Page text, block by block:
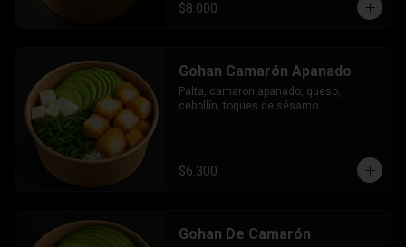
$8.000
Gohan Camarón Apanado
Palta, camarón apanado, queso,
cebollín, toques de sésamo.
$6.300
Gohan De Camarón